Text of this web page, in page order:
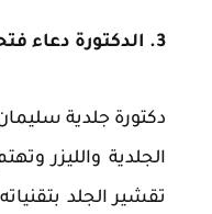
3. الدكتورة دعاء فتحي أحمد أبو سالم:
دكتورة جلدية
الجلدية والليزر
تقشير الجلد